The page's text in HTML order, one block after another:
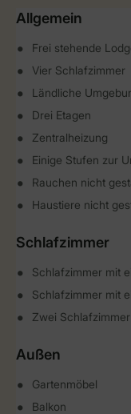
Allgemein
Frei stehende
Vier Schlafzimmer
Ländliche
Drei Etagen
Zentralheizung
Einige Stufen zur
Rauchen nicht
Haustiere nicht
Schlafzimmer
Schlafzimmer mit
Schlafzimmer mit
Zwei
Außen
Gartenmöbel
Balkon